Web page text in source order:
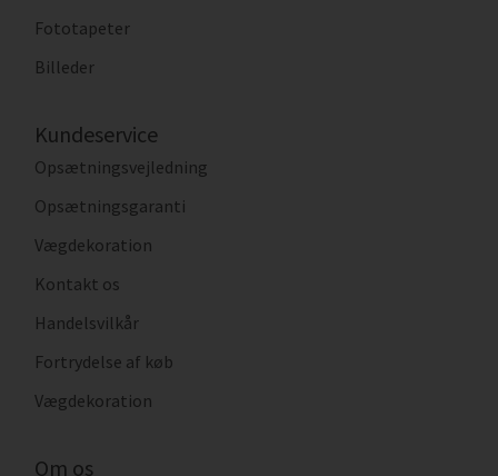
Fototapeter
Billeder
Kundeservice
Opsætningsvejledning
Opsætningsgaranti
Vægdekoration
Kontakt os
Handelsvilkår
Fortrydelse af køb
Vægdekoration
Om os